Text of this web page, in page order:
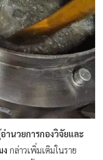
ำนวยการกองวิจัยและ
กล่าวเพิ่มเติมในราย